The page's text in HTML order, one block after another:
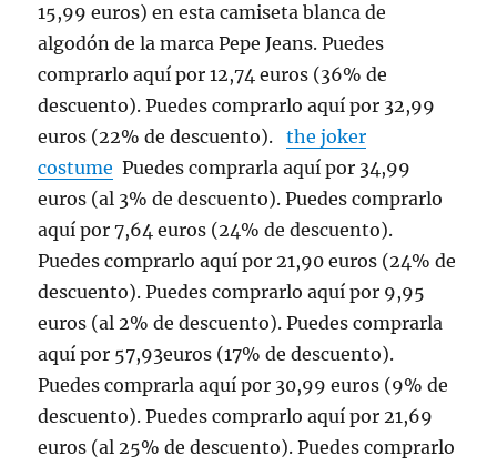
15,99 euros) en esta camiseta blanca de
algodón de la marca Pepe Jeans. Puedes
comprarlo aquí por 12,74 euros (36% de
descuento). Puedes comprarlo aquí por 32,99
euros (22% de descuento).the joker
costume Puedes comprarla aquí por 34,99
euros (al 3% de descuento). Puedes comprarlo
aquí por 7,64 euros (24% de descuento).
Puedes comprarlo aquí por 21,90 euros (24% de
descuento). Puedes comprarlo aquí por 9,95
euros (al 2% de descuento). Puedes comprarla
aquí por 57,93euros (17% de descuento).
Puedes comprarla aquí por 30,99 euros (9% de
descuento). Puedes comprarlo aquí por 21,69
euros (al 25% de descuento). Puedes comprarlo